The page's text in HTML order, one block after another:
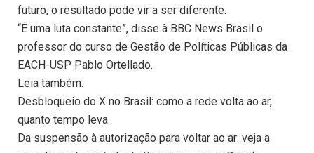
futuro, o resultado pode vir a ser diferente.
“É uma luta constante”, disse à BBC News Brasil o
professor do curso de Gestão de Políticas Públicas da
EACH-USP Pablo Ortellado.
Leia também:
Desbloqueio do X no Brasil: como a rede volta ao ar,
quanto tempo leva
Da suspensão à autorização para voltar ao ar: veja a